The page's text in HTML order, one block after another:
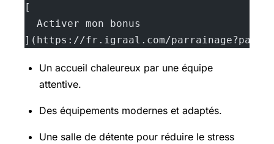
[
  Activer mon bonus
](https://fr.igraal.com/
Un accueil chaleureux par une équipe
attentive.
Des équipements modernes et adaptés.
Une salle de détente pour réduire le stress